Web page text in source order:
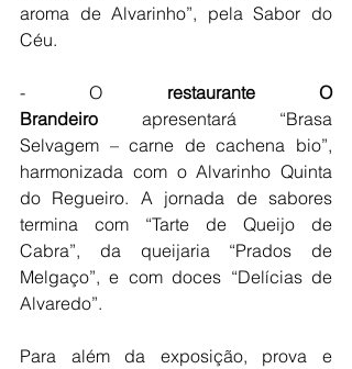
aroma de Alvarinho”, pela Sabor do
Céu.
- O restaurante O
Brandeiro apresentará “Brasa
Selvagem – carne de cachena bio”,
harmonizada com o Alvarinho Quinta
do Regueiro. A jornada de sabores
termina com “Tarte de Queijo de
Cabra”, da queijaria “Prados de
Melgaço”, e com doces “Delícias de
Alvaredo”.
Para além da exposição, prova e